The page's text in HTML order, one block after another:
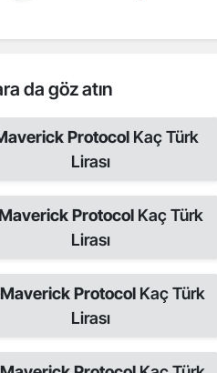
da göz atın
Protocol Kaç Türk
Lirası
Protocol Kaç Türk
Lirası
Maverick Protocol Kaç Türk
Lirası